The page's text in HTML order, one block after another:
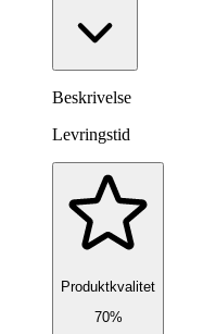
Beskrivelse
Levringstid
Produktkvalitet
70%